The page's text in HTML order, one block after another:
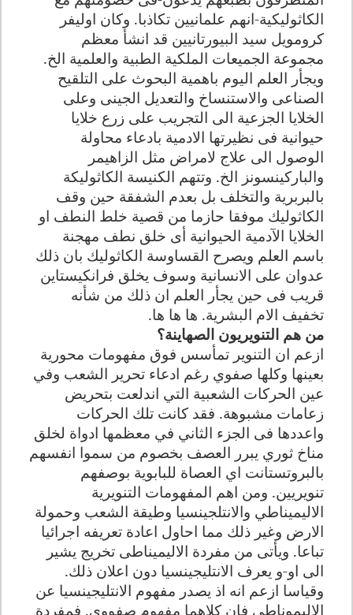
الكاثوليكية-انهم علمانيين تكاذبا. وكان اوليفر
كرومويل سيد البيورتانيين قد انشأ معظم
مجموعة الجميعات الملكية الطبية والعلمية الخ.
ويجأر العلم اليوم باهمية البحوث على التلقيح
الصناعى والاستنساخ والتعديل الجينى وعلى
الخلايا الجزعية الى التجريب على زرع خلايا
حيوانية فى نظيرتها الادمية بادعاء محاولة
الوصول الى علاج لامراض مثل الزاهيمر
والباركينسونز الخ. وتتهم الكنيسة الكاثوليكة
بالبربرية والتخلف بل بعدم الشفقة حين وقف
الكاثوليك موفقا حازما من قصية خلط النطف او
الخلايا الآدمية الحيوانية أى خلق نطف مهجنة
باسم العلم ويصرح القساوسة الكاثوليك بان ذلك
عدوان على الانسانية وسوف يخلق فرانكيستاين
قريب فى حين يجأر العلم ان ذلك من شأنه
تخفيف الام البشرية. ها ها ها.
من هم التنويريون الصهاينة؟
ازعم ان التنوير تمأسس فوق مفهومات محورية
بعينها وكلها صفوي رغم ادعاء تحرير الشعب وفي
عين الحركات الشعبية التي اندلعت بتحريض
زعامات مشبوهة. فقد كانت تلك الحركات
واعددها فى الجزء الثاني في معظمها ادواة لخلق
مناخ ثوري يبرر العصف بخصوم من سموا انفسهم
بالبروتستانت اي العصاة للبابوية بوصفهم
تنويريين. ومن اهم المفهومات التنويرية
الاليميناطي والانتلجينسيا وطيقة الشعب وحمولة
الارض وغير ذلك مما احاول اعادة تعريفه اجرائيا
تباعا. ويأتى من مفردة الاليميناطى تخريج يشير
الى او-و يعرف الانتليجينسيا دون اعلان ذلك.
وقياسا ازعم انه اذ يصدر مفهوم الانتليجينسيا عن
الاليموناطى فان كلاهما مفهوم صفووي. فمفردة